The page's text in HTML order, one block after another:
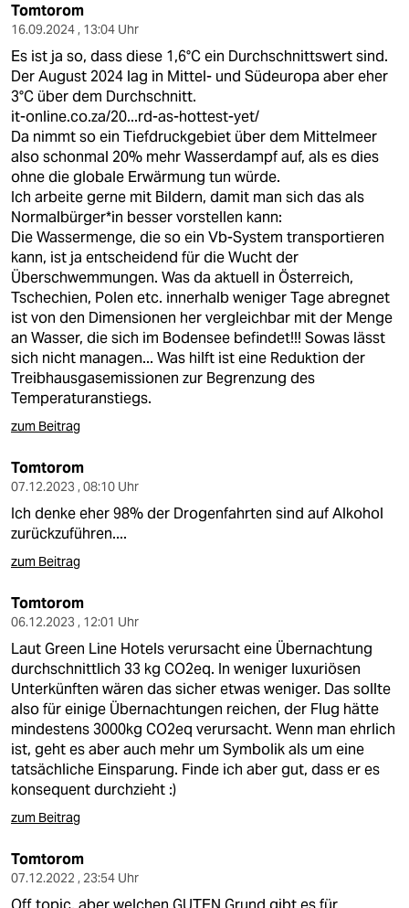
Tomtorom
16.09.2024 , 13:04 Uhr
Es ist ja so, dass diese 1,6°C ein Durchschnittswert sind.
Der August 2024 lag in Mittel- und Südeuropa aber eher
3°C über dem Durchschnitt.
it-online.co.za/20...rd-as-hottest-yet/
Da nimmt so ein Tiefdruckgebiet über dem Mittelmeer
also schonmal 20% mehr Wasserdampf auf, als es dies
ohne die globale Erwärmung tun würde.
Ich arbeite gerne mit Bildern, damit man sich das als
Normalbürger*in besser vorstellen kann:
Die Wassermenge, die so ein Vb-System transportieren
kann, ist ja entscheidend für die Wucht der
Überschwemmungen. Was da aktuell in Österreich,
Tschechien, Polen etc. innerhalb weniger Tage abregnet
ist von den Dimensionen her vergleichbar mit der Menge
an Wasser, die sich im Bodensee befindet!!! Sowas lässt
sich nicht managen... Was hilft ist eine Reduktion der
Treibhausgasemissionen zur Begrenzung des
Temperaturanstiegs.
zum Beitrag
Tomtorom
07.12.2023 , 08:10 Uhr
Ich denke eher 98% der Drogenfahrten sind auf Alkohol
zurückzuführen....
zum Beitrag
Tomtorom
06.12.2023 , 12:01 Uhr
Laut Green Line Hotels verursacht eine Übernachtung
durchschnittlich 33 kg CO2eq. In weniger luxuriösen
Unterkünften wären das sicher etwas weniger. Das sollte
also für einige Übernachtungen reichen, der Flug hätte
mindestens 3000kg CO2eq verursacht. Wenn man ehrlich
ist, geht es aber auch mehr um Symbolik als um eine
tatsächliche Einsparung. Finde ich aber gut, dass er es
konsequent durchzieht :)
zum Beitrag
Tomtorom
07.12.2022 , 23:54 Uhr